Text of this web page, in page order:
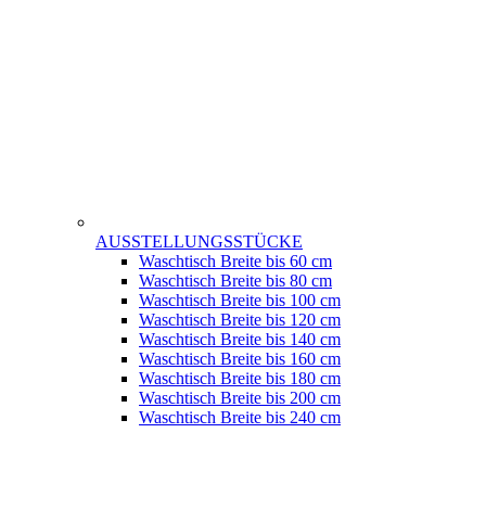
AUSSTELLUNGSSTÜCKE
Waschtisch Breite bis 60 cm
Waschtisch Breite bis 80 cm
Waschtisch Breite bis 100 cm
Waschtisch Breite bis 120 cm
Waschtisch Breite bis 140 cm
Waschtisch Breite bis 160 cm
Waschtisch Breite bis 180 cm
Waschtisch Breite bis 200 cm
Waschtisch Breite bis 240 cm